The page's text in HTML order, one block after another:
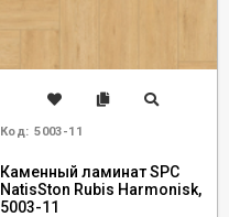
Код: 5003-11
Каменный ламинат SPC
NatisSton Rubis Harmonisk,
5003-11